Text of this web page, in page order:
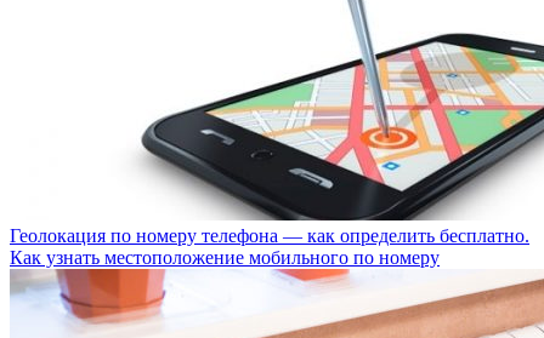
Геолокация по номеру телефона — как определить бесплатно.
Как узнать местоположение мобильного по номеру